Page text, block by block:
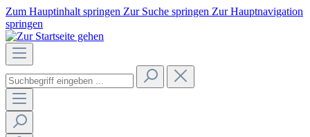
Zum Hauptinhalt springen Zur Suche springen Zur Hauptnavigation
springen